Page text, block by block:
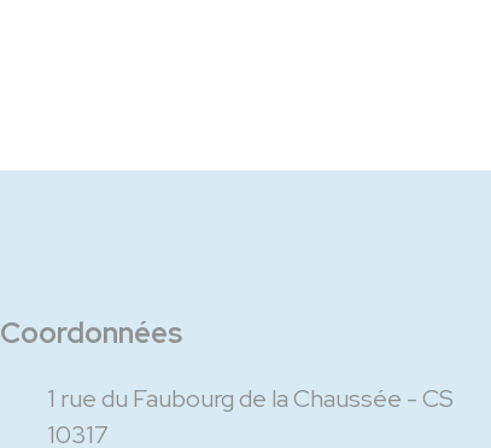
Coordonnées
1 rue du Faubourg de la Chaussée - CS
10317